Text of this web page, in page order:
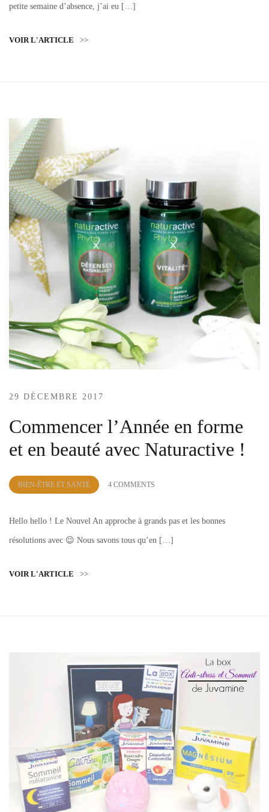
petite semaine d’absence, j’ai eu […]
VOIR L'ARTICLE >>
29 DÉCEMBRE 2017
Commencer l’Année en forme
et en beauté avec Naturactive !
BIEN-ÊTRE ET SANTÉ
by
4 COMMENTS
Hello hello ! Le Nouvel An approche à grands pas et les bonnes
résolutions avec 😉 Nous savons tous qu’en […]
VOIR L'ARTICLE >>